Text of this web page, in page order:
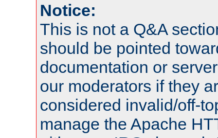
Notice:
This is not a Q&A
should be pointed
documentation or
our moderators if they
considered invalid/off-
manage the Apache